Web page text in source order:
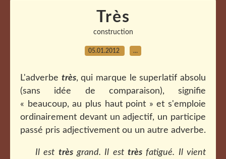
Très
construction
05.01.2012 …
L'adverbe très, qui marque le superlatif absolu
(sans idée de comparaison), signifie
« beaucoup, au plus haut point » et s'emploie
ordinairement devant un adjectif, un participe
passé pris adjectivement ou un autre adverbe.
Il est trèsgrand. Il esttrès fatigué. Il vient